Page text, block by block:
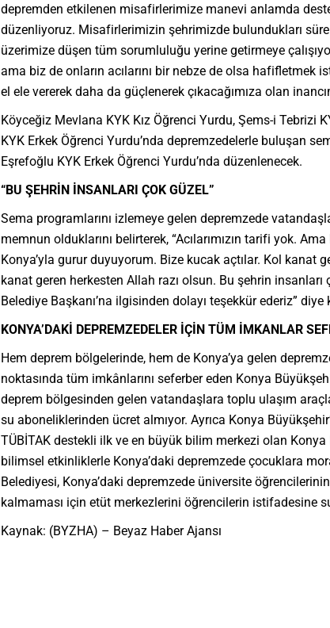
depremden etkilenen misafirlerimize manevi anlamda
düzenliyoruz. Misafirlerimizin şehrimizde bulundukları
üzerimize düşen tüm sorumluluğu yerine getirmeye
ama biz de onların acılarını bir nebze de olsa hafifletmek
el ele vererek daha da güçlenerek çıkacağımıza olan
Köyceğiz Mevlana KYK Kız Öğrenci Yurdu, Şems-i Tebrizi
KYK Erkek Öğrenci Yurdu’nda depremzedelerle buluşan
Eşrefoğlu KYK Erkek Öğrenci Yurdu’nda düzenlenecek.
“BU ŞEHRİN İNSANLARI ÇOK GÜZEL”
Sema programlarını izlemeye gelen depremzede
memnun olduklarını belirterek, “Acılarımızın tarifi yok.
Konya’yla gurur duyuyorum. Bize kucak açtılar. Kol kanat
kanat geren herkesten Allah razı olsun. Bu şehrin
Belediye Başkanı’na ilgisinden dolayı teşekkür ederiz” diye
KONYA’DAKİ DEPREMZEDELER İÇİN TÜM İMKANLAR
Hem deprem bölgelerinde, hem de Konya’ya gelen
noktasında tüm imkânlarını seferber eden Konya
deprem bölgesinden gelen vatandaşlara toplu ulaşım
su aboneliklerinden ücret almıyor. Ayrıca Konya
TÜBİTAK destekli ilk ve en büyük bilim merkezi olan
bilimsel etkinliklerle Konya’daki depremzede çocuklara
Belediyesi, Konya’daki depremzede üniversite
kalmaması için etüt merkezlerini öğrencilerin istifadesine
Kaynak: (BYZHA) – Beyaz Haber Ajansı